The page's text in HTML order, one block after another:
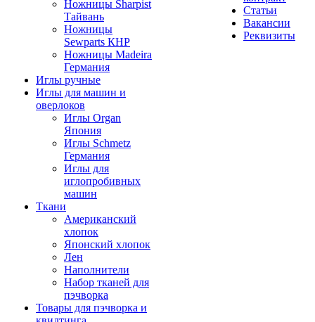
Ножницы Sharpist
Тайвань
Ножницы
Sewparts КНР
Ножницы Madeira
Германия
Иглы ручные
Иглы для машин и
оверлоков
Иглы Organ
Япония
Иглы Schmetz
Германия
Иглы для
иглопробивных
машин
Ткани
Американский
хлопок
Японский хлопок
Лен
Наполнители
Набор тканей для
пэчворка
Товары для пэчворка и
Статьи
Вакансии
Реквизиты